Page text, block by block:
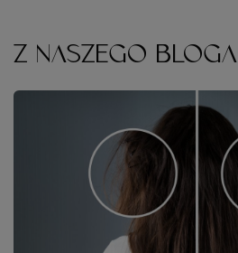
Z NASZEGO BLOGA